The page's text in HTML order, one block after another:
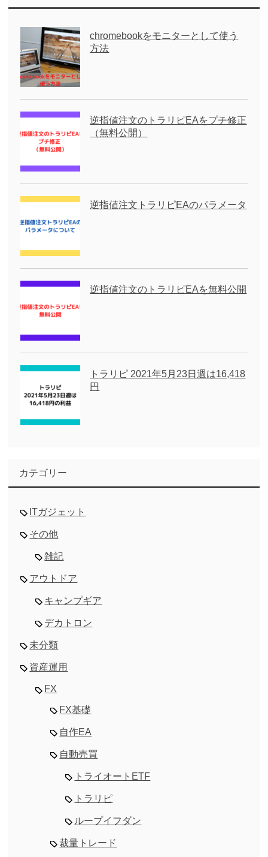
chromebookをモニターとして使う
方法
逆指値注文のトラリピEAをプチ修正
（無料公開）
逆指値注文トラリピEAのパラメータ
逆指値注文のトラリピEAを無料公開
トラリピ 2021年5月23日週は16,418
円
カテゴリー
ITガジェット
その他
雑記
アウトドア
キャンプギア
デカトロン
未分類
資産運用
FX
FX基礎
自作EA
自動売買
トライオートETF
トラリピ
ループイフダン
裁量トレード